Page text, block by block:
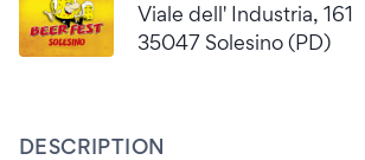
Viale dell' Industria, 161
35047 Solesino (PD)
DESCRIPTION